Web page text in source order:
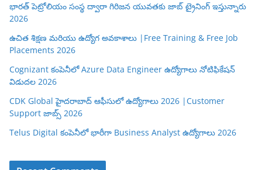
భారత్ పెట్రోలియం సంస్థ ద్వారా గిరిజన యువతకు జాబ్ ట్రైనింగ్ ఇస్తున్నారు
2026
ఉచిత శిక్షణ మరియు ఉద్యోగ అవకాశాలు |Free Training & Free Job
Placements 2026
Cognizant కంపెనీలో Azure Data Engineer ఉద్యోగాలు నోటిఫికేషన్
విడుదల 2026
CDK Global హైదరాబాద్ ఆఫీసులో ఉద్యోగాలు 2026 |Customer
Support జాబ్స్ 2026
Telus Digital కంపెనీలో భారీగా Business Analyst ఉద్యోగాలు 2026